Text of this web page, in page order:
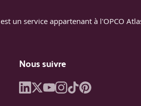
est un service appartenant à l'OPCO
Nous suivre